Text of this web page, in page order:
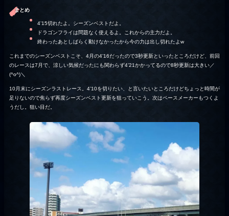
まとめ
4’15切れたよ。シーズンベストだよ。
ドラゴンフライは問題なく使えるよ。これからの主力だよ。
終わったあとしばらく動けなかったから今の力は出し切れたよw
これまでのシーズンベストこそ、4月の4’16だったので3秒更新といったところだけど、前回
のレースは7月で、涼しい気候だったにも関わらず4’21かかってるので8秒更新は大きい／
(^o^)＼
10月末にシーズンラストレース。4’10を切りたい、と言いたいところだけどちょっと時間が
足りないので焦らず再度シーズンベスト更新を狙っていこう。次はペースメーカーもつくよ
うだし。狙い目だ。